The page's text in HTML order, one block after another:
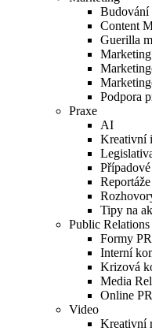
Budování
Content
Guerilla
Podpora
Praxe
AI
Kreativní
Reportáže
Tipy na
Public Relations
Formy PR
Interní
Krizová
Media
Online PR
Video
Kreativní